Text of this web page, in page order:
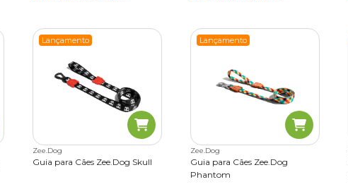
Lançamento
Zee.Dog
Guia para Cães Zee.Dog Skull
Lançamento
Zee.Dog
Guia para Cães Zee.Dog
Phantom